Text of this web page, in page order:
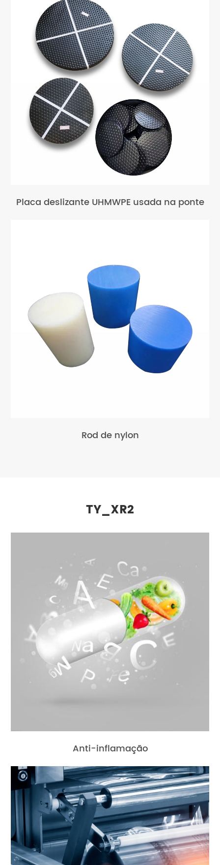
Placa deslizante UHMWPE usada na ponte
Rod de nylon
TY_XR2
Anti-inflamação